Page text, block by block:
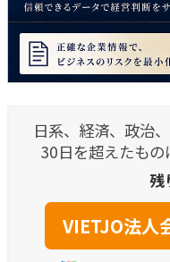
日系、経済、政治
30日を超えたも
残